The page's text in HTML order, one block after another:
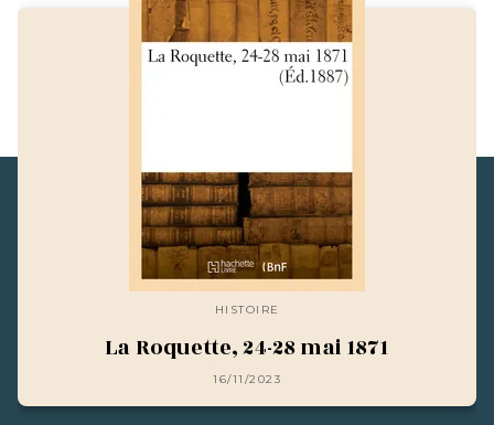
HISTOIRE
La Roquette, 24-28 mai 1871
16/11/2023